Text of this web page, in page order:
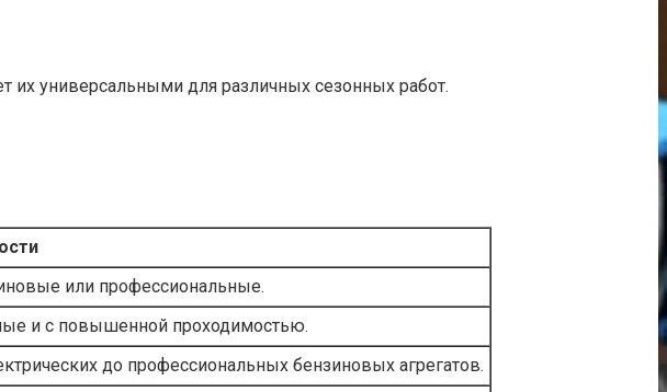
их универсальными для различных сезонных работ.
или профессиональные.
и с повышенной проходимостью.
до профессиональных бензиновых агрегатов.